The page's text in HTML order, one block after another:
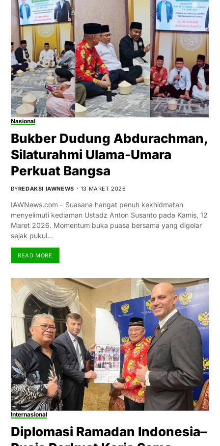
Nasional
Bukber Dudung Abdurachman,
Silaturahmi Ulama-Umara
Perkuat Bangsa
BYREDAKSI IAWNEWS 13 MARET 2026
IAWNews.com – Suasana hangat penuh kekhidmatan
menyelimuti kediaman Ustadz Anton Susanto pada Kamis, 12
Maret 2026. Momentum buka puasa bersama yang digelar
sejak pukul…
READ MORE
Internasional
Diplomasi Ramadan Indonesia–